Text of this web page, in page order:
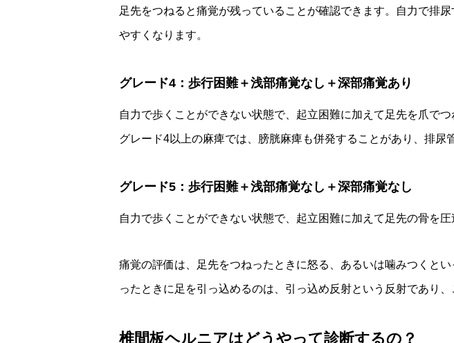
足先をつねると痛覚が残っていることが確認できます。自力で排
やすくなります。
グレード4：歩行困難＋浅部痛覚なし＋深部痛覚あり
自力で歩くことができない状態で、起立困難に加えて足先を爪で
グレード4以上の麻痺では、膀胱麻痺も併発することがあり、排尿
グレード5：歩行困難＋浅部痛覚なし＋深部痛覚なし
自力で歩くことができない状態で、起立困難に加えて足先の骨を
痛覚の評価は、足先をつねったときに怒る、あるいは噛みつくと
ったときに足を引っ込めるのは、引っ込め反射という反射であり
椎間板ヘルニアはどうやって診断するの？